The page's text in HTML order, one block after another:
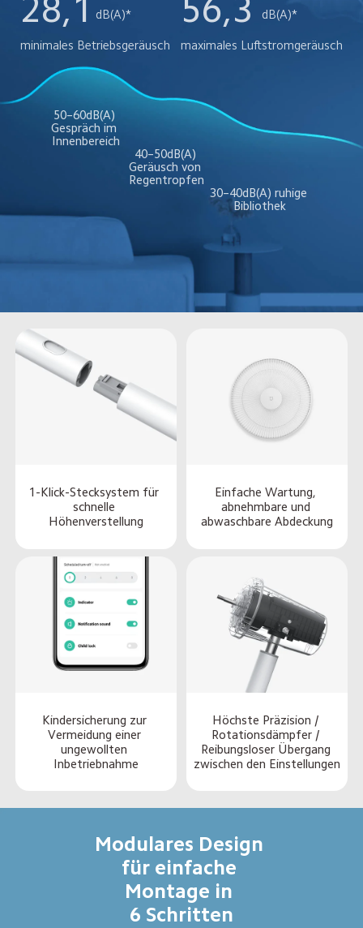
28,1 dB(A)*
minimales Betriebsgeräusch
56,3 dB(A)*
maximales Luftstromgeräusch
50–60dB(A)
Gespräch im
Innenbereich
40–50dB(A)
Geräusch von
Regentropfen
30–40dB(A) ruhige
Bibliothek
1-Klick-Stecksystem für
schnelle
Höhenverstellung
Einfache Wartung,
abnehmbare und
abwaschbare Abdeckung
Kindersicherung zur
Vermeidung einer
ungewollten
Inbetriebnahme
Höchste Präzision /
Rotationsdämpfer /
Reibungsloser Übergang
zwischen den Einstellungen
Modulares Design
für einfache
Montage in
6 Schritten